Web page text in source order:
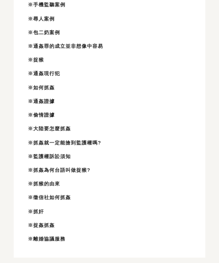
※手機監聽案例
※尋人案例
※包二奶案例
※通姦罪的成立並非想像中容易
※捉猴
※通姦現行犯
※如何抓姦
※通姦證據
※偷情證據
※大陸要怎麼抓姦
※抓姦就一定能搶到監護權嗎?
※監護權訴訟須知
※抓姦為何台語叫做捉猴?
※抓猴的由來
※徵信社如何抓姦
※抓奸
※捉姦抓姦
※離婚協議服務